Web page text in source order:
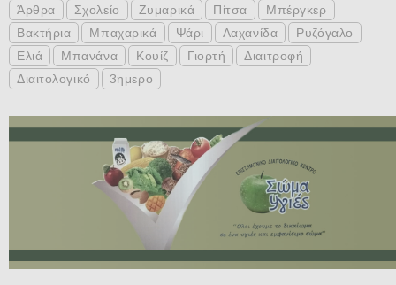
Άρθρα
Σχολείο Ζυμαρικά Πίτσα
Μπέργκερ
Βακτήρια
Μπαχαρικά Ψάρι Λαχανίδα
Ρυζόγαλο
Ελιά
Μπανάνα Κουίζ Γιορτή
Διαιτροφή
Διαιτολογικό
3ημερο